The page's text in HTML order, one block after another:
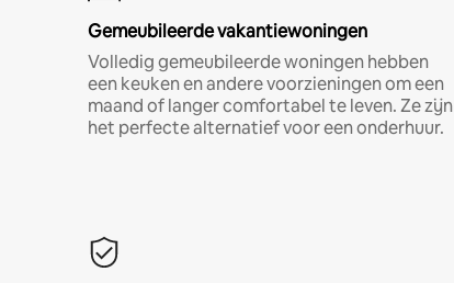
Gemeubileerde vakantiewoningen
Volledig gemeubileerde woningen hebben
een keuken en andere voorzieningen om een
maand of langer comfortabel te leven. Ze zijn
het perfecte alternatief voor een onderhuur.